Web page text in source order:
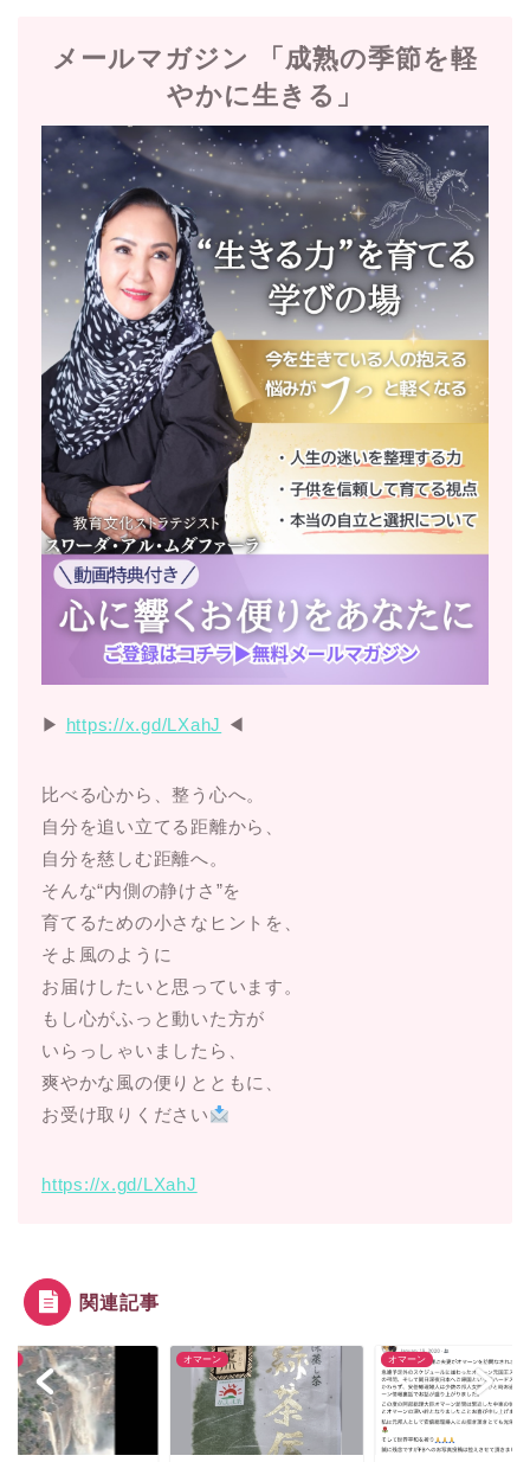
メールマガジン 「成熟の季節を軽
やかに生きる」
▶︎ https://x.gd/LXahJ ◀︎
比べる心から、整う心へ。
自分を追い立てる距離から、
自分を慈しむ距離へ。
そんな“内側の静けさ”を
育てるための小さなヒントを、
そよ風のように
お届けしたいと思っています。
もし心がふっと動いた方が
いらっしゃいましたら、
爽やかな風の便りとともに、
お受け取りください
https://x.gd/LXahJ
関連記事
オマーン オマーン